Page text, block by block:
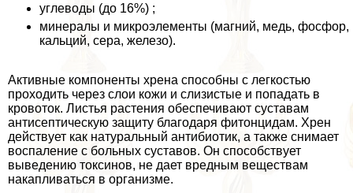
углеводы (до 16%) ;
минералы и микроэлементы (магний, медь, фосфор,
кальций, сера, железо).
Активные компоненты хрена способны с легкостью
проходить через слои кожи и слизистые и попадать в
кровоток. Листья растения обеспечивают суставам
антисептическую защиту благодаря фитонцидам. Хрен
действует как натуральный антибиотик, а также снимает
воспаление с больных суставов. Он способствует
выведению токсинов, не дает вредным веществам
накапливаться в организме.